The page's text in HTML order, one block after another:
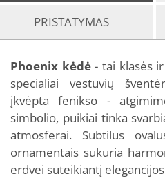
PRISTATYMAS
Phoenix kėdė- tai klasės
specialiai vestuvių
įkvėpta fenikso -
simbolio, puikiai tinka
atmosferai. Subtilus
ornamentais sukuria
erdvei suteikiantį